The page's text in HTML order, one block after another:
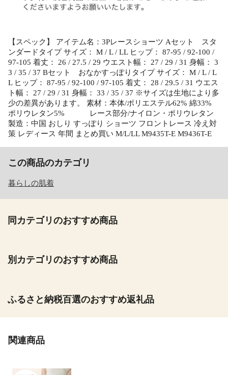
【スペック】 アイテム名：3Pレースショーツ Aセット スタ
ンダードタイプ サイズ： M / L / LL ヒップ： 87-95 / 92-100 /
97-105 着丈： 26 / 27.5 / 29 ウエスト幅： 27 / 29 / 31 身幅： 3
3 / 35 / 37 Bセット おなかすっぽりタイプ サイズ： M / L / L
L ヒップ： 87-95 / 92-100 / 97-105 着丈： 28 / 29.5 / 31 ウエス
ト幅： 27 / 29 / 31 身幅： 33 / 35 / 37 ※サイズは生地により多
少の差異があります。 素材：本体/ポリエステル62% 綿33%
ポリウレタン5% レース部分/ナイロン・ポリウレタン
製造：中国 おしり すっぽり ショーツ フロントレース 冷え対
策 レディース 年間 まとめ買い M/L/LL M9435T-E M9436T-E
この商品のカテゴリ
暮らしの肌着
同カテゴリのおすすめ商品
別カテゴリのおすすめ商品
ふるさと納税百選のおすすめ返礼品
関連商品